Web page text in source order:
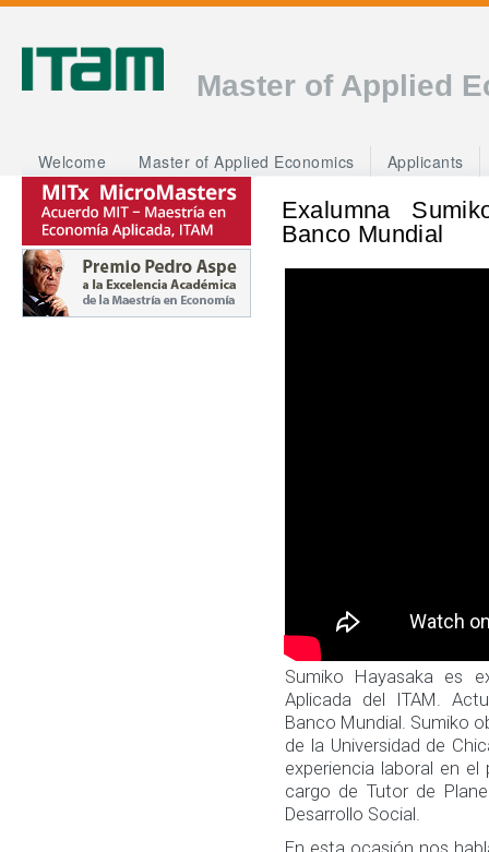
Master of Applied
Welcome Master of Applied Economics Applicants
Exalumna
Banco Mundial
Sumiko Hayasaka es
Aplicada del ITAM.
Banco Mundial. Sumiko
de la Universidad de
experiencia laboral en
cargo de Tutor de
Desarrollo Social.
En esta ocasión nos